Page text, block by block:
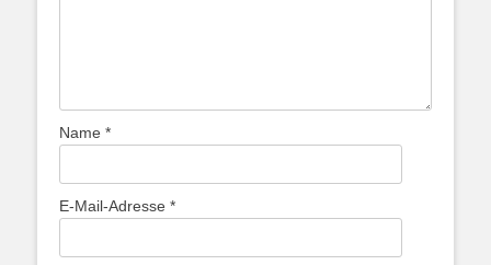
Name *
E-Mail-Adresse *